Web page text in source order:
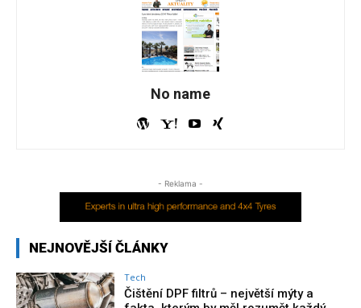
No name
- Reklama -
NEJNOVĚJŠÍ ČLÁNKY
Tech
Čištění DPF filtrů – největší mýty a